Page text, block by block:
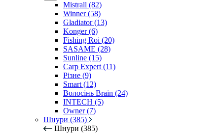
Mistrall (82)
Winner (58)
Gladiator (13)
Konger (6)
Fishing Roi (20)
SASAME (28)
Sunline (15)
Carp Expert (11)
Різне (9)
Smart (12)
Волосінь Brain (24)
INTECH (5)
Owner (7)
Шнури (385)
Шнури (385)